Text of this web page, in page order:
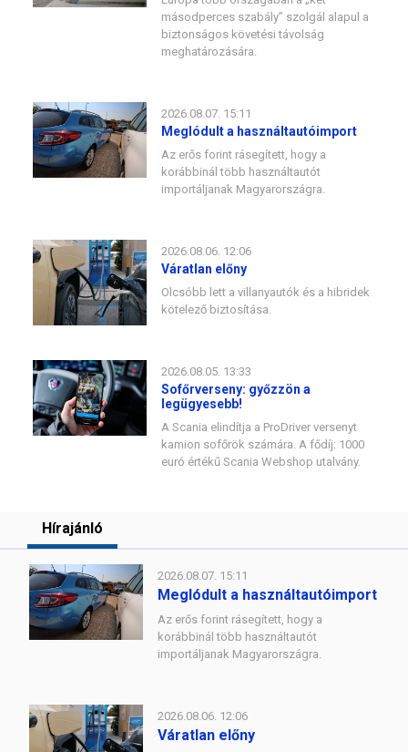
másodperces szabály” szolgál alapul a
biztonságos követési távolság
meghatározására.
2026.08.07. 15:11
Meglódult a használtautóimport
Az erős forint rásegített, hogy a
korábbinál több használtautót
importáljanak Magyarországra.
2026.08.06. 12:06
Váratlan előny
Olcsóbb lett a villanyautók és a hibridek
kötelező biztosítása.
2026.08.05. 13:33
Sofőrverseny: győzzön a
legügyesebb!
A Scania elindítja a ProDriver versenyt
kamion sofőrök számára. A fődíj: 1000
euró értékű Scania Webshop utalvány.
Hírajánló
2026.08.07. 15:11
Meglódult a használtautóimport
Az erős forint rásegített, hogy a
korábbinál több használtautót
importáljanak Magyarországra.
2026.08.06. 12:06
Váratlan előny